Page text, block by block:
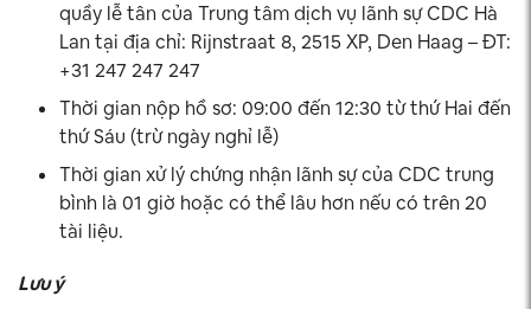
quầy lễ tân của Trung tâm dịch vụ lãnh sự CDC Hà
Lan tại địa chỉ: Rijnstraat 8, 2515 XP, Den Haag – ĐT:
+31 247 247 247
Thời gian nộp hồ sơ: 09:00 đến 12:30 từ thứ Hai đến
thứ Sáu (trừ ngày nghỉ lễ)
Thời gian xử lý chứng nhận lãnh sự của CDC trung
bình là 01 giờ hoặc có thể lâu hơn nếu có trên 20
tài liệu.
Lưu ý